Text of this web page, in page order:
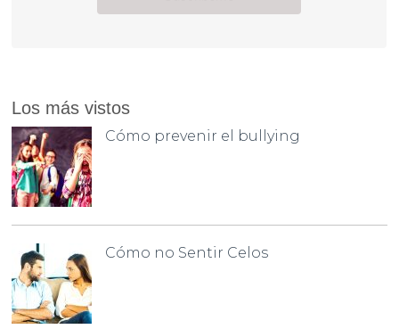
Los más vistos
Cómo prevenir el bullying
Cómo no Sentir Celos